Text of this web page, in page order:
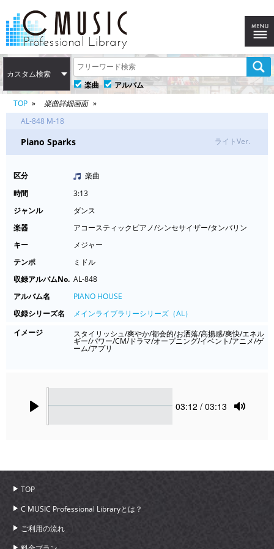
カスタム検索
楽曲
アルバム
TOP
楽曲詳細画面
AL-848 M-18
Piano Sparks ライトVer.
区分
楽曲
時間
3:13
ジャンル
ダンス
楽器
アコースティックピアノ/シンセサイザー/タンバリン
キー
メジャー
テンポ
ミドル
収録アルバムNo. AL-848
アルバム名
PIANO HOUSE
収録シリーズ名
メインライブラリーシリーズ（AL）
イメージ
スタイリッシュ/爽やか/都会的/お洒落/高揚感/爽快/エネル
ギー/パワー/CM/ドラマ/オープニング/イベント/アニメ/ゲ
ーム/アプリ
Current
03:12 / 03:13
TOP
C MUSIC Professional Libraryとは？
ご利用の流れ